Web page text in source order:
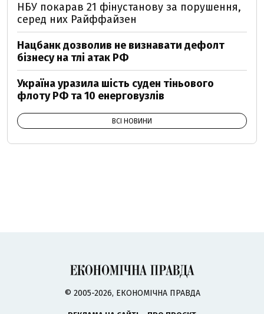
НБУ покарав 21 фінустанову за порушення,
серед них Райффайзен
Нацбанк дозволив не визнавати дефолт
бізнесу на тлі атак РФ
Україна уразила шість суден тіньового
флоту РФ та 10 енерговузлів
ВСІ НОВИНИ
© 2005-2026, ЕКОНОМІЧНА ПРАВДА